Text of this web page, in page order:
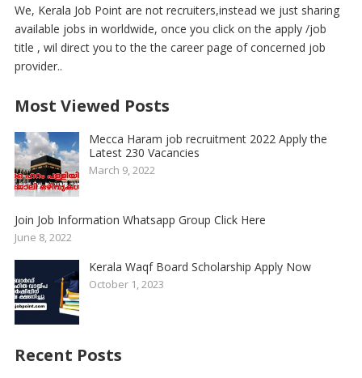
We, Kerala Job Point are not recruiters,instead we just sharing
available jobs in worldwide, once you click on the apply /job
title , wil direct you to the the career page of concerned job
provider..
Most Viewed Posts
Mecca Haram job recruitment 2022 Apply the
Latest 230 Vacancies
March 9, 2022
Join Job Information Whatsapp Group Click Here
June 8, 2022
Kerala Waqf Board Scholarship Apply Now
October 1, 2023
Recent Posts